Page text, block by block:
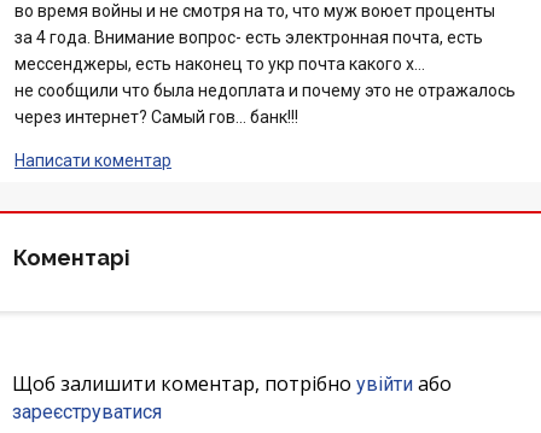
Картки
Відділення і банкомати
Банки-партнери
Акції
во время войны и не смотря на то, что муж воюет проценты
за 4 года. Внимание вопрос- есть электронная почта, есть
мессенджеры, есть наконец то укр почта какого х…
не сообщили что была недоплата и почему это не отражалось
через интернет? Самый гов… банк!!!
Написати коментар
Коментарі
Щоб залишити коментар, потрібно увійти або
зареєструватися